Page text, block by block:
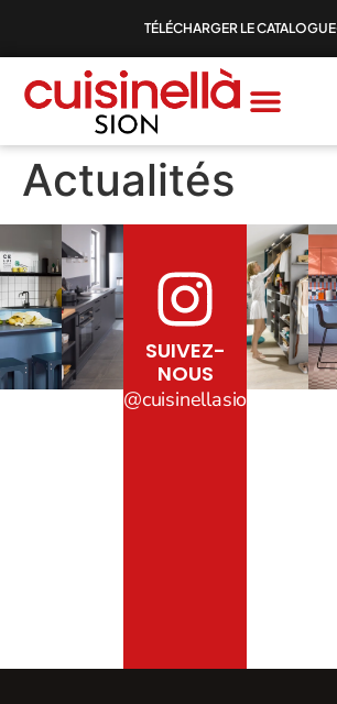
TÉLÉCHARGER LE CATALOGUE
Actualités
SUIVEZ-
NOUS
@cuisinellasion